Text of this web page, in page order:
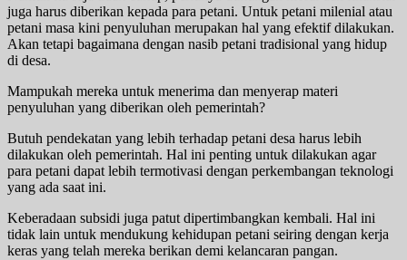
juga harus diberikan kepada para petani. Untuk petani milenial atau
petani masa kini penyuluhan merupakan hal yang efektif dilakukan.
Akan tetapi bagaimana dengan nasib petani tradisional yang hidup
di desa.
Mampukah mereka untuk menerima dan menyerap materi
penyuluhan yang diberikan oleh pemerintah?
Butuh pendekatan yang lebih terhadap petani desa harus lebih
dilakukan oleh pemerintah. Hal ini penting untuk dilakukan agar
para petani dapat lebih termotivasi dengan perkembangan teknologi
yang ada saat ini.
Keberadaan subsidi juga patut dipertimbangkan kembali. Hal ini
tidak lain untuk mendukung kehidupan petani seiring dengan kerja
keras yang telah mereka berikan demi kelancaran pangan.